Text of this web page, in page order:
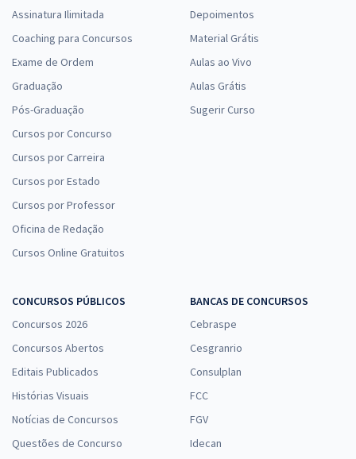
Assinatura Ilimitada
Coaching para Concursos
Exame de Ordem
Graduação
Pós-Graduação
Cursos por Concurso
Cursos por Carreira
Cursos por Estado
Cursos por Professor
Oficina de Redação
Cursos Online Gratuitos
Depoimentos
Material Grátis
Aulas ao Vivo
Aulas Grátis
Sugerir Curso
CONCURSOS PÚBLICOS
Concursos 2026
Concursos Abertos
Editais Publicados
Histórias Visuais
Notícias de Concursos
Questões de Concurso
BANCAS DE CONCURSOS
Cebraspe
Cesgranrio
Consulplan
FCC
FGV
Idecan